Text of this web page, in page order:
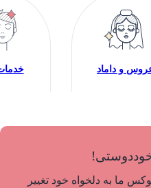
و داماد
ما به دلخواه خود تغییر